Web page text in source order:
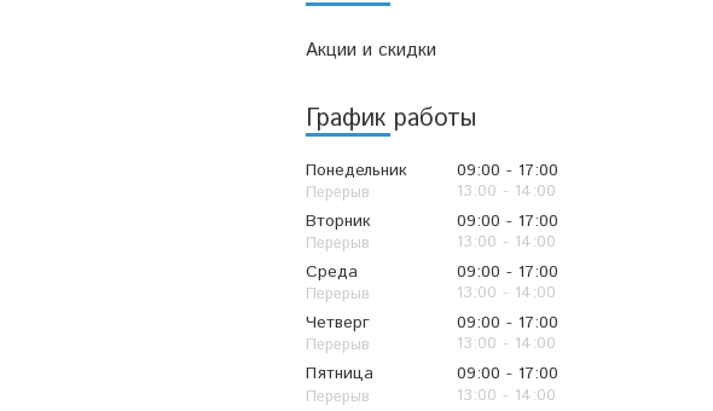
Акции и скидки
График работы
Понедельник 09:00
17:00
13:00
14:00
Вторник
09:00
17:00
13:00
14:00
Среда
09:00
17:00
13:00
14:00
Четверг
09:00
17:00
13:00
14:00
Пятница
09:00
17:00
13:00
14:00